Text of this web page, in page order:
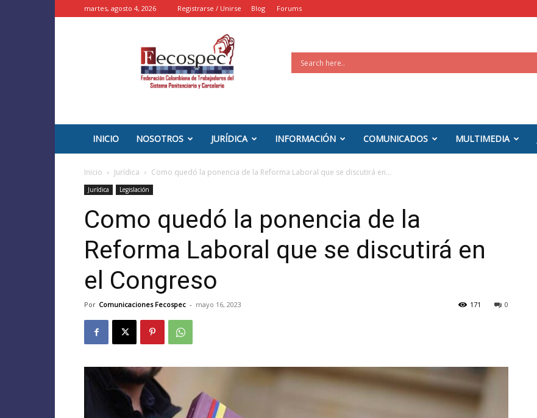
martes, agosto 4, 2026 Registrarse / Unirse Blog Forums
FECOSPEC
INICIO NOSOTROS JURÍDICA INFORMACIÓN COMUNICADOS MULTIMEDIA
Inicio Jurídica Como quedó la ponencia de la Reforma Laboral que se discutirá en...
Jurídica Legislación
Como quedó la ponencia de la
Reforma Laboral que se discutirá en
el Congreso
Por Comunicaciones Fecospec - mayo 16, 2023 0
171